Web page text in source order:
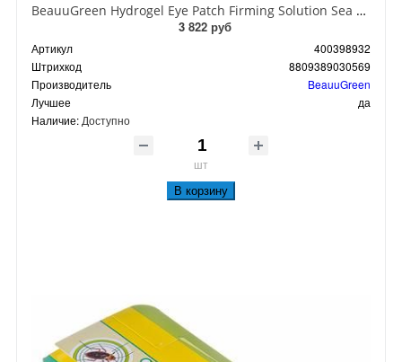
BeauuGreen Hydrogel Eye Patch Firming Solution Sea Cocumber & Black Гидрогелевые патчи для кожи вокруг глаз с экстрактом черного морского огурца 60 шт 90 гр
3 822 руб
Артикул
400398932
Штрихкод
8809389030569
Производитель
BeauuGreen
Лучшее
да
Наличие: Доступно
шт
В корзину